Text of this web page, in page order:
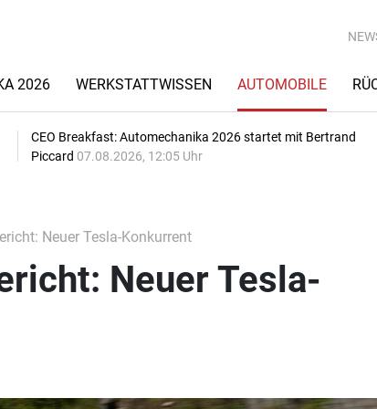
2026 WERKSTATTWISSEN AUTOMOBILE
CEO Breakfast: Automechanika 2026 startet mit Bertrand
Piccard 07.08.2026, 12:05 Uhr
Neuer Tesla-Konkurrent
Neuer Tesla-